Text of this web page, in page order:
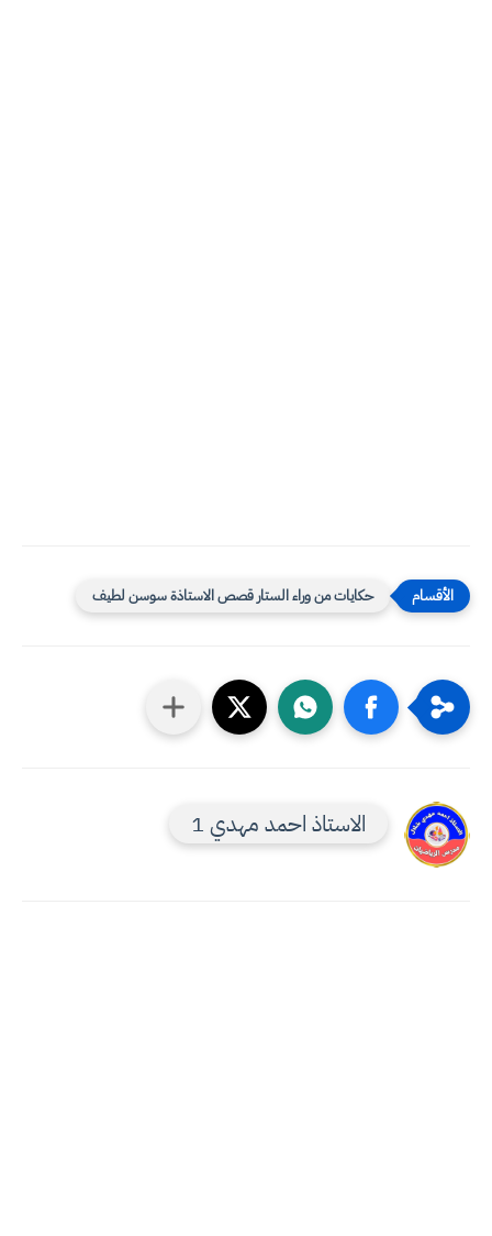
حكايات من وراء الستار قصص الاستاذة سوسن لطيف
الاستاذ احمد مهدي 1